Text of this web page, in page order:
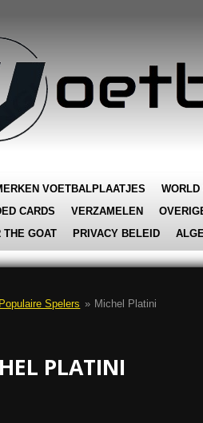
VOETBALPLAATJES WORLD
CARDS
VERZAMELEN
THE GOAT
PRIVACY BELEID
Populaire Spelers » Michel Platini
PLATINI